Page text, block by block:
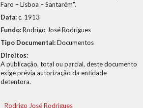
Faro – Lisboa – Santarém".
Data:c. 1913
Fundo:Rodrigo José Rodrigues
Tipo Documental:Documentos
Direitos:
A publicação, total ou parcial, deste documento
exige prévia autorização da entidade
detentora.
Rodrigo José Rodrigues